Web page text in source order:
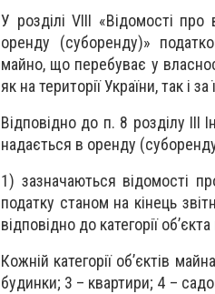
У розділі VIII «Відомості
оренду (суборенду)»
майно, що перебуває у
як на території України, так і
Відповідно до п. 8 розділу
надається в оренду
1) зазначаються відомості
податку станом на кінець
відповідно до категорії
Кожній категорії об’єктів
будинки; 3 – квартири; 4 –